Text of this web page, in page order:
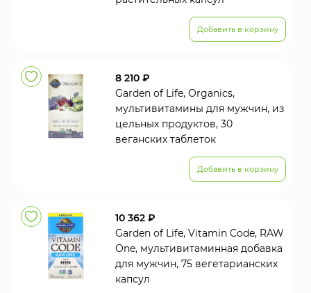
Добавить в корзину
8 210 ₽
Garden of Life, Organics,
мультивитамины для мужчин, из
цельных продуктов, 30
веганских таблеток
Добавить в корзину
10 362 ₽
Garden of Life, Vitamin Code, RAW
One, мультивитаминная добавка
для мужчин, 75 вегетарианских
капсул